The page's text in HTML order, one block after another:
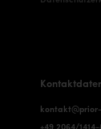
+49 2064/